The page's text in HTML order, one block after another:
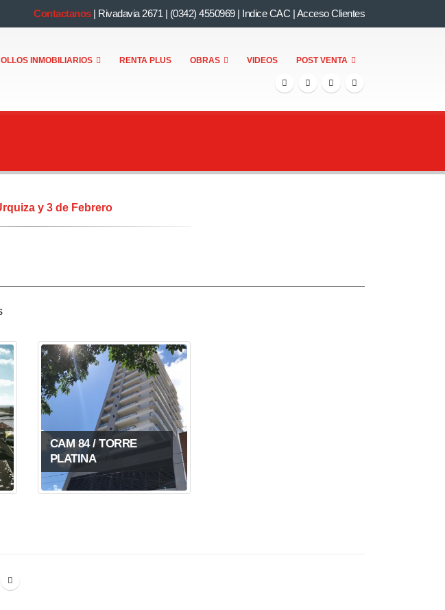
Contactanos| Rivadavia 2671 | (0342) 4550969| Indice CAC |Acceso Clientes
INMOBILIARIOS RENTA PLUS OBRAS VIDEOS POST VENTA
y 3 de Febrero
CAM 84 / TORRE
PLATINA